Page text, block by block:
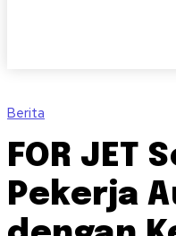
Berita
FOR JET
Pekerja